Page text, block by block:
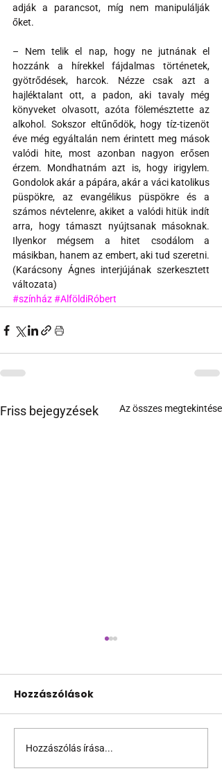
adják a parancsot, míg nem manipulálják
őket.
– Nem telik el nap, hogy ne jutnának el
hozzánk a hírekkel fájdalmas történetek,
gyötrődések, harcok. Nézze csak azt a
hajléktalant ott, a padon, aki tavaly még
könyveket olvasott, azóta fölemésztette az
alkohol. Sokszor eltűnődök, hogy tíz-tizenöt
éve még egyáltalán nem érintett meg mások
valódi hite, most azonban nagyon erősen
érzem. Mondhatnám azt is, hogy irigylem.
Gondolok akár a pápára, akár a váci katolikus
püspökre, az evangélikus püspökre és a
számos névtelenre, akiket a valódi hitük indít
arra, hogy támaszt nyújtsanak másoknak.
Ilyenkor mégsem a hitet csodálom a
másikban, hanem az embert, aki tud szeretni.
(Karácsony Ágnes interjújának szerkesztett
változata)
#színház#AlföldiRóbert
Friss bejegyzések Az összes megtekintése
Miket nézzünk idén a
Sziget queer
Hozzászólások
Hozzászólás írása...